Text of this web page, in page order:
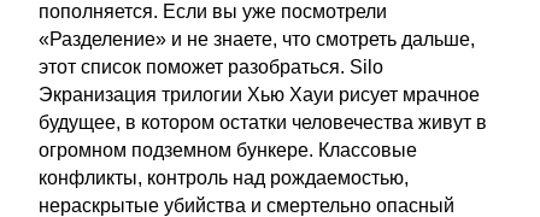
пополняется. Если вы уже посмотрели
«Разделение» и не знаете, что смотреть дальше,
этот список поможет разобраться. Silo
Экранизация трилогии Хью Хауи рисует мрачное
будущее, в котором остатки человечества живут в
огромном подземном бункере. Классовые
конфликты, контроль над рождаемостью,
нераскрытые убийства и смертельно опасный